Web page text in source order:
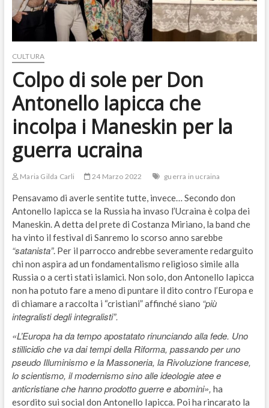
CULTURA
Colpo di sole per Don
Antonello Iapicca che
incolpa i Maneskin per la
guerra ucraina
Maria Gilda Carli 24 Marzo 2022 guerra in ucraina
Pensavamo di averle sentite tutte, invece… Secondo don
Antonello Iapicca se la Russia ha invaso l’Ucraina è colpa dei
Maneskin. A detta del prete di Costanza Miriano, la band che
ha vinto il festival di Sanremo lo scorso anno sarebbe
“satanista”. Per il parrocco andrebbe severamente redarguito
chi non aspira ad un fondamentalismo religioso simile alla
Russia o a certi stati islamici. Non solo, don Antonello Iapicca
non ha potuto fare a meno di puntare il dito contro l’Europa e
di chiamare a raccolta i “cristiani” affinché siano “più
integralisti degli integralisti”.
«L’Europa ha da tempo apostatato rinunciando alla fede. Uno
stillicidio che va dai tempi della Riforma, passando per uno
pseudo Illuminismo e la Massoneria, la Rivoluzione francese,
lo scientismo, il modernismo sino alle ideologie atee e
anticristiane che hanno prodotto guerre e abomini», ha
esordito sui social don Antonello Iapicca. Poi ha rincarato la